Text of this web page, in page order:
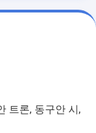
트론, 동구안 시,